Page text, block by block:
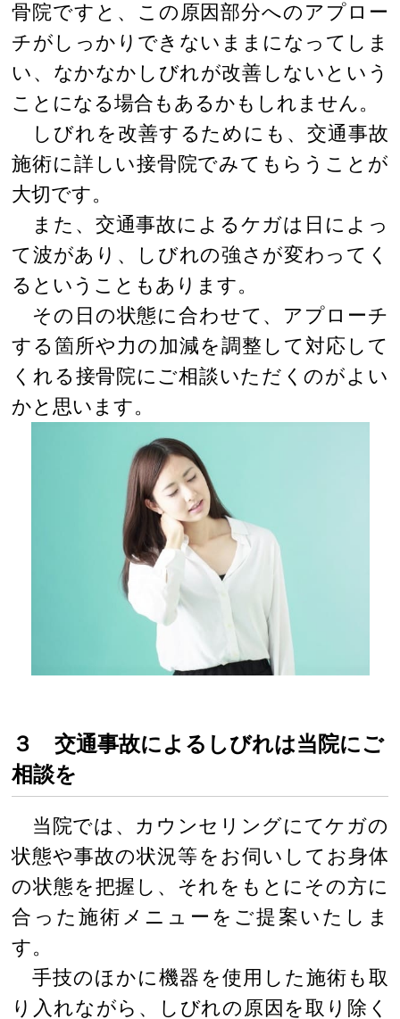
骨院ですと、この原因部分へのアプロー
チがしっかりできないままになってしま
い、なかなかしびれが改善しないという
ことになる場合もあるかもしれません。
しびれを改善するためにも、交通事故
施術に詳しい接骨院でみてもらうことが
大切です。
また、交通事故によるケガは日によっ
て波があり、しびれの強さが変わってく
るということもあります。
その日の状態に合わせて、アプローチ
する箇所や力の加減を調整して対応して
くれる接骨院にご相談いただくのがよい
かと思います。
３ 交通事故によるしびれは当院にご
相談を
当院では、カウンセリングにてケガの
状態や事故の状況等をお伺いしてお身体
の状態を把握し、それをもとにその方に
合った施術メニューをご提案いたしま
す。
手技のほかに機器を使用した施術も取
り入れながら、しびれの原因を取り除く